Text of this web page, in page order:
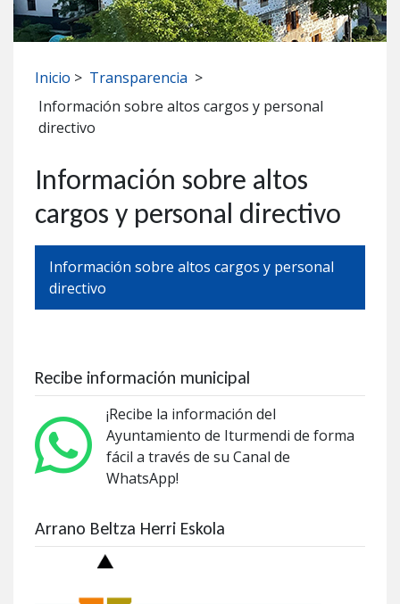
Inicio > Transparencia >
Información sobre altos cargos y personal
directivo
Información sobre altos
cargos y personal directivo
Información sobre altos cargos y personal
directivo
Recibe información municipal
¡Recibe la información del
Ayuntamiento de Iturmendi de forma
fácil a través de su Canal de
WhatsApp!
Arrano Beltza Herri Eskola